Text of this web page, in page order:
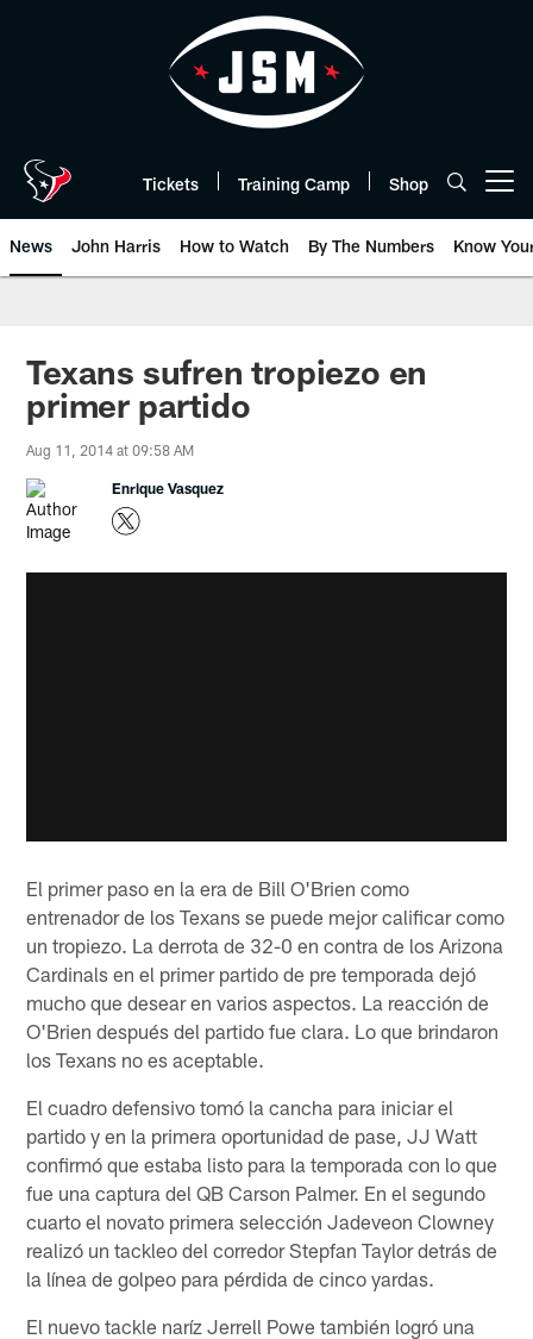
Tickets Training Camp Shop
News John Harris How to Watch By The Numbers Know
Texans sufren tropiezo en
primer partido
Aug 11, 2014 at 09:58 AM
Enrique Vasquez
El primer paso en la era de Bill O'Brien como
entrenador de los Texans se puede mejor calificar como
un tropiezo. La derrota de 32-0 en contra de los Arizona
Cardinals en el primer partido de pre temporada dejó
mucho que desear en varios aspectos. La reacción de
O'Brien después del partido fue clara. Lo que brindaron
los Texans no es aceptable.
El cuadro defensivo tomó la cancha para iniciar el
partido y en la primera oportunidad de pase, JJ Watt
confirmó que estaba listo para la temporada con lo que
fue una captura del QB Carson Palmer. En el segundo
cuarto el novato primera selección Jadeveon Clowney
realizó un tackleo del corredor Stepfan Taylor detrás de
la línea de golpeo para pérdida de cinco yardas.
El nuevo tackle naríz Jerrell Powe también logró una